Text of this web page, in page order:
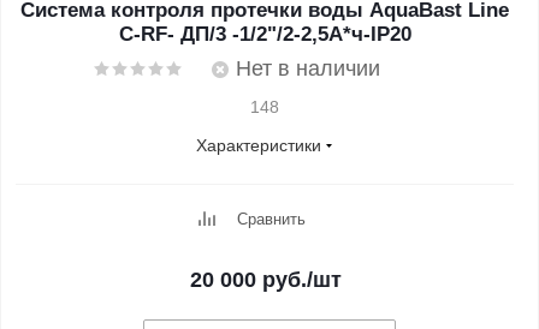
Система контроля протечки воды AquaBast Line
C-RF- ДП/3 -1/2"/2-2,5А*ч-IP20
Нет в наличии
148
Характеристики
Сравнить
20 000руб./шт